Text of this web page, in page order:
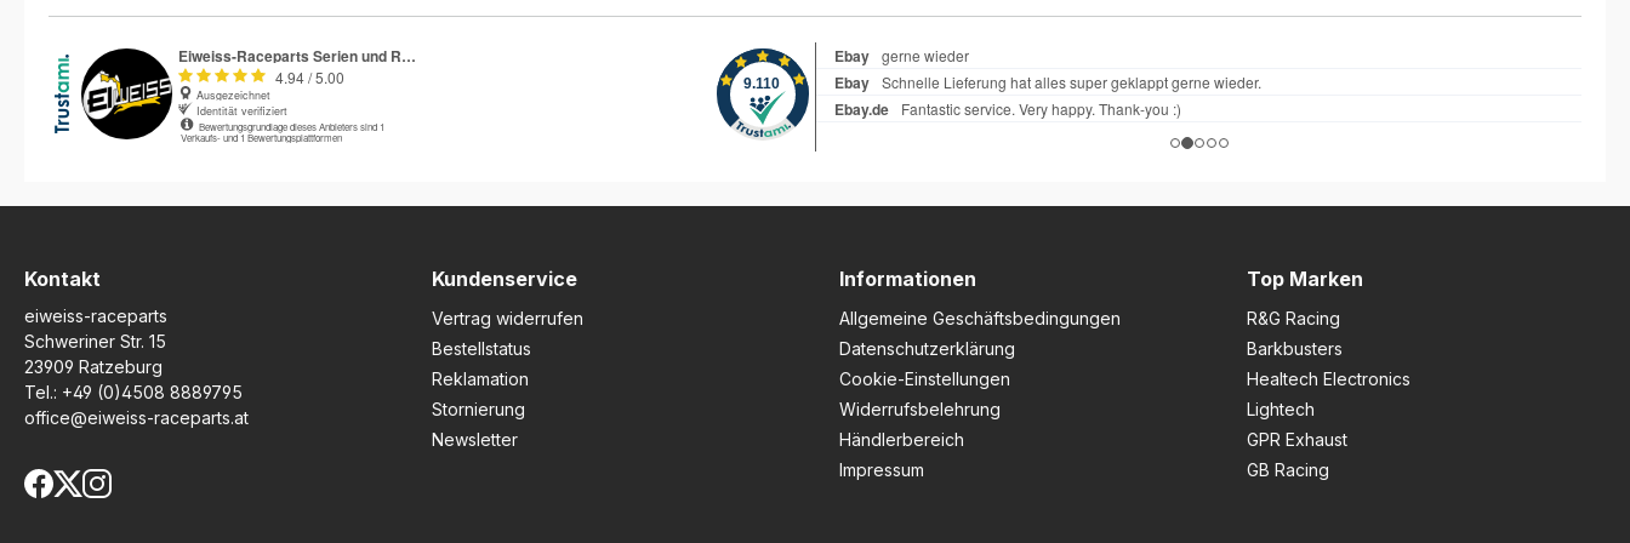
R&G Racing Suzuki GSX-R
realen Rennbedingungen
getestet. Gefertigt aus 4 mm
starkem Polypropylen
überzeugt der Protektor
durch hohe Festigkeit und
Bauweise wird maximale
Einsatz.Die Montage
einfach, da die Abdeckung
direkt über das originale
Motorgehäuse geschraubt
wird. Das matte Finish verleiht
zudem eine sportliche Optik.
Im Falle eines Sturzes schützt
häufigsten gefährdeten
Motorkomponenten effektiv
Suzuki GSX-R Trophy,
durch seine geprüfte
Hergestellt aus hochfestem
Slimline-Design sorgt für
Oberfläche eine sportliche
Kupplungsdeckel wird
einfach über das originale
Motorgehäuse geschraubt,
wodurch eine unkomplizierte
Montage und ein einfacher
der stabilen Befestigung ist
Kontakt
eiweiss-raceparts
Schweriner Str. 15
23909 Ratzeburg
Tel.: +49 (0)4508 8889795
office@eiweiss-raceparts.at
Kundenservice
Vertrag widerrufen
Bestellstatus
Reklamation
Stornierung
Newsletter
Informationen
Allgemeine Geschäftsbedingungen
Datenschutzerklärung
Cookie-Einstellungen
Widerrufsbelehrung
Händlerbereich
Impressum
Top Marken
R&G Racing
Barkbusters
Healtech Electronics
Lightech
GPR Exhaust
GB Racing